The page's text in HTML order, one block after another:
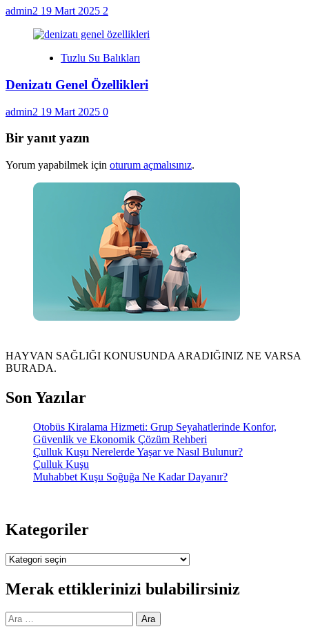
admin2 19 Mart 2025 2
Tuzlu Su Balıkları
Denizatı Genel Özellikleri
admin2 19 Mart 2025 0
Bir yanıt yazın
Yorum yapabilmek için oturum açmalısınız.
HAYVAN SAĞLIĞI KONUSUNDA ARADIĞINIZ NE VARSA
BURADA.
Son Yazılar
Otobüs Kiralama Hizmeti: Grup Seyahatlerinde Konfor,
Güvenlik ve Ekonomik Çözüm Rehberi
Çulluk Kuşu Nerelerde Yaşar ve Nasıl Bulunur?
Çulluk Kuşu
Muhabbet Kuşu Soğuğa Ne Kadar Dayanır?
Kategoriler
Kategoriler
Merak ettiklerinizi bulabilirsiniz
Arama: